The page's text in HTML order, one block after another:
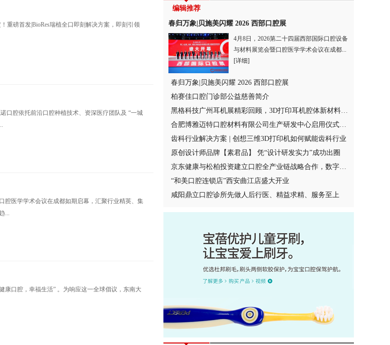
重磅首发|BioRes瑞植全口即刻解决方案，即刻引领
口腔依托前沿口腔种植技术、资深医疗团队及 “一城
腔医学学术会议在成都如期启幕，汇聚行业精英、集
...
康口腔，幸福生活” 。为响应这一全球倡议，东南大
编辑推荐
春归万象|贝施美闪耀 2026 西部口腔展
4月8日，2026第二十四届西部国际口腔设备
与材料展览会暨口腔医学学术会议在成都...
[详细]
春归万象|贝施美闪耀 2026 西部口腔展
柏赛佳口腔门诊部公益慈善简介
黑格科技广州耳机展精彩回顾，3D打印耳机腔体新材料工艺多项首发
合肥博雅迈特口腔材料有限公司生产研发中心启用仪式圆满举办
齿科行业解决方案 | 创想三维3D打印机如何赋能齿科行业
原创设计师品牌【素君品】 凭“设计研发实力”成功出圈
京东健康与松柏投资建立口腔全产业链战略合作，数字化赋能口腔医生
“和美口腔连锁店”西安曲江店盛大开业
咸阳鼎立口腔诊所先做人后行医、精益求精、服务至上